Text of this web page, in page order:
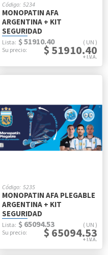
5234
MONOPATIN AFA
ARGENTINA + KIT
SEGURIDAD
UN
$ 51910.40
$ 51910.40
5235
MONOPATIN AFA PLEGABLE
ARGENTINA + KIT
SEGURIDAD
UN
$ 65094.53
$ 65094.53